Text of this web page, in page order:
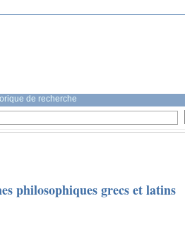
de recherche
philosophiques grecs et latins